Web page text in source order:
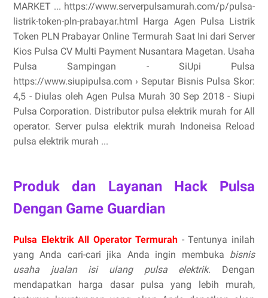
MARKET ... https://www.serverpulsamurah.com/p/pulsa-
listrik-token-pln-prabayar.html Harga Agen Pulsa Listrik
Token PLN Prabayar Online Termurah Saat Ini dari Server
Kios Pulsa CV Multi Payment Nusantara Magetan. Usaha
Pulsa Sampingan - SiUpi Pulsa
https://www.siupipulsa.com › Seputar Bisnis Pulsa Skor:
4,5 - ‎Diulas oleh Agen Pulsa Murah 30 Sep 2018 - Siupi
Pulsa Corporation. Distributor pulsa elektrik murah for All
operator. Server pulsa elektrik murah Indoneisa Reload
pulsa elektrik murah ...
Produk dan Layanan Hack Pulsa
Dengan Game Guardian
Pulsa Elektrik All Operator Termurah - Tentunya inilah
yang Anda cari-cari jika Anda ingin membuka bisnis
usaha jualan isi ulang pulsa elektrik. Dengan
mendapatkan harga dasar pulsa yang lebih murah,